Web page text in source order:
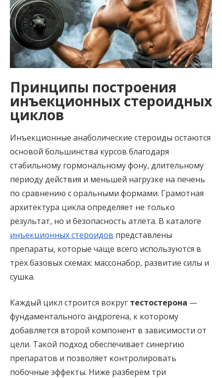
Принципы построения
инъекционных стероидных
циклов
Инъекционные анаболические стероиды остаются
основой большинства курсов благодаря
стабильному гормональному фону, длительному
периоду действия и меньшей нагрузке на печень
по сравнению с оральными формами. Грамотная
архитектура цикла определяет не только
результат, но и безопасность атлета. В каталоге
инъекционных стероидов представлены
препараты, которые чаще всего используются в
трёх базовых схемах: массонабор, развитие силы и
сушка.
Каждый цикл строится вокруг тестостерона —
фундаментального андрогена, к которому
добавляется второй компонент в зависимости от
цели. Такой подход обеспечивает синергию
препаратов и позволяет контролировать
побочные эффекты. Ниже разберём три